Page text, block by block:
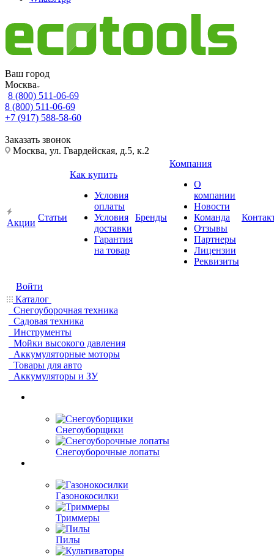
Ваш город
Москва
8 (800) 511-06-69
8 (800) 511-06-69
+7 (917) 588-58-60
Заказать звонок
Москва, ул. Гвардейская, д.5, к.2
Акции
Статьи
Как купить
Условия
оплаты
Условия
доставки
Гарантия
на товар
Бренды
Компания
О
компании
Новости
Команда
Отзывы
Партнеры
Лицензии
Реквизиты
Войти
Каталог
Снегоуборочная техника
Садовая техника
Инструменты
Мойки высокого давления
Аккумуляторные моторы
Товары для авто
Аккумуляторы и ЗУ
Снегоуборщики
Снегоуборочные лопаты
Газонокосилки
Триммеры
Пилы